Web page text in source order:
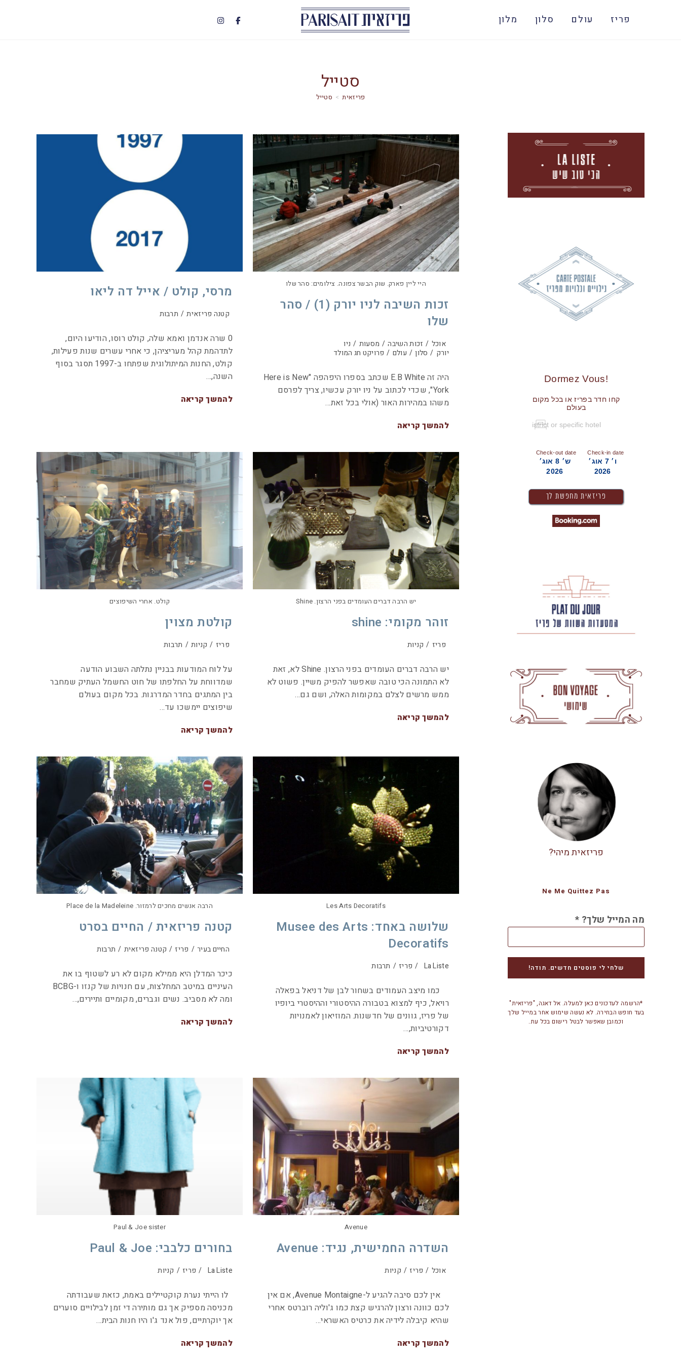
פריז עולם סלון מלון
סטייל
> סטייל
מרסי, קולט / אייל דה ליאו
קטנה פריזאית / תרבות
0 שרה אנדמן ואמא שלה, קולט רוסו, הודיעו היום,
לתדהמת קהל מעריציהן, כי אחרי עשרים שנות פעילות,
קולט, החנות המיתולוגית שפתחו ב-1997 תסגר בסוף
השנה,…
להמשך קריאה
היי ליין פארק. שוק הבשר צפונה. צילומים: סהר שלו
זכות השיבה לניו יורק (1) / סהר
שלו
אוכל / זכות השיבה / מסעות / ניו
יורק / סלון / עולם / פרויקט חג המולד
היה זה E.B White שכתב בספרו היפהפה "Here is New
York", שכדי לכתוב על ניו יורק עכשיו, צריך לפרסם
משהו במהירות האור (אולי בכל זאת…
להמשך קריאה
קולט. אחרי השיפוצים
קולטת מצוין
פריז / קניות / תרבות
על לוח המודעות בבניין נתלתה השבוע הודעה
שמדווחת על החלפתו של חוט החשמל העתיק שמחבר
בין המתגים בחדר המדרגות. בכל מקום בעולם
שיפוצים יימשכו עד…
להמשך קריאה
יש הרבה דברים העומדים בפני הרצון. Shine
זוהר מקומי: shine
פריז / קניות
יש הרבה דברים העומדים בפני הרצון. Shine לא, זאת
לא התמונה הכי טובה שאפשר להפיק משיין. פשוט לא
ממש מרשים לצלם במקומות האלה, ושם גם…
להמשך קריאה
הרבה אנשים מחכים לרמזור. Place de la Madeleine
קטנה פריזאית / החיים בסרט
החיים בעיר / פריז / קטנה פריזאית / תרבות
כיכר המדלן היא ממילא מקום לא רע לשטוף בו את
העיניים במיטב המחלצות, עם חנויות של קנזו ו-BCBG
ומה לא מסביב. נשים וגברים, מקומיים ותיירים,…
להמשך קריאה
Les Arts Decoratifs
שלושה באחד: Musee des Arts
Decoratifs
La Liste
/ פריז / תרבות
כמו מיצב העמודים בשחור לבן של דניאל בפאלה
רויאל, כיף למצוא בטבורה ההיסטורי וההיסטרי ביופיו
של פריז, גוונים של חדשנות. המוזיאון לאמנויות
דקורטיביות,…
להמשך קריאה
Paul & Joe sister
בחורים כלבבי: Paul & Joe
La Liste
/ פריז / קניות
לו הייתי נערת קוקטיילים באמת, כזאת שעבודתה
מכניסה מספיק אך גם מותירה די זמן לבילויים סוערים
אך יוקרתיים, פול אנד ג'ו היו חנות הבית…
להמשך קריאה
Avenue
השדרה החמישית, נגיד: Avenue
אוכל / פריז / קניות
אין לכם סיבה להגיע ל-Avenue Montaigne, אם אין
לכם כוונה ורצון להרגיש קצת כמו ג'וליה רוברטס אחרי
שהיא קיבלה לידיה את כרטיס האשראי…
להמשך קריאה
!Dormez Vous
קחו חדר בפריז או בכל מקום
בעולם
Check-in date
ו׳ 7 אוג׳
2026
Check-out date
ש׳ 8 אוג׳
2026
פריזאית מיהי?
Ne Me Quittez Pas
מה המייל שלך? *
*הרשמה לעדכונים כאן למעלה. אל דאגה, "פריזאית"
בעד חופש הבחירה. לא נעשה שימוש אחר במייל שלך
וכמובן שאפשר לבטל רישום בכל עת.